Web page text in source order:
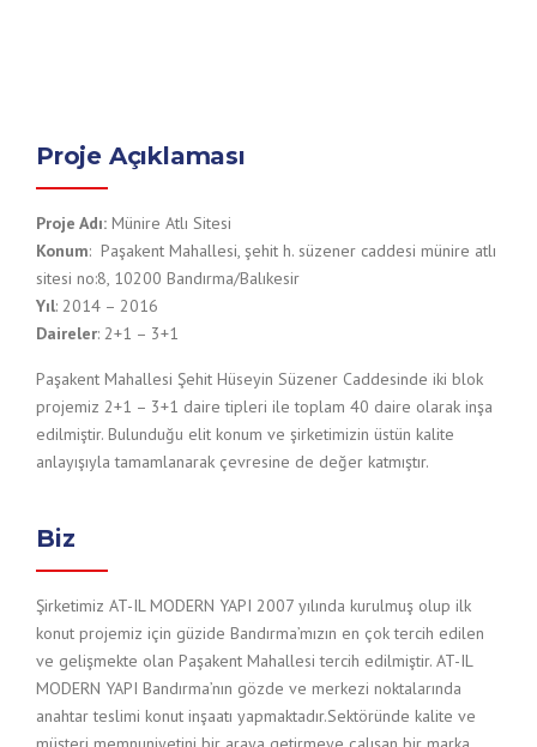
Proje Açıklaması
Proje Adı: Münire Atlı Sitesi
Konum: Paşakent Mahallesi, şehit h. süzener caddesi münire atlı
sitesi no:8, 10200 Bandırma/Balıkesir
Yıl: 2014 – 2016
Daireler: 2+1 – 3+1
Paşakent Mahallesi Şehit Hüseyin Süzener Caddesinde iki blok
projemiz 2+1 – 3+1 daire tipleri ile toplam 40 daire olarak inşa
edilmiştir. Bulunduğu elit konum ve şirketimizin üstün kalite
anlayışıyla tamamlanarak çevresine de değer katmıştır.
Biz
Şirketimiz AT-IL MODERN YAPI 2007 yılında kurulmuş olup ilk
konut projemiz için güzide Bandırma’mızın en çok tercih edilen
ve gelişmekte olan Paşakent Mahallesi tercih edilmiştir. AT-IL
MODERN YAPI Bandırma’nın gözde ve merkezi noktalarında
anahtar teslimi konut inşaatı yapmaktadır.Sektöründe kalite ve